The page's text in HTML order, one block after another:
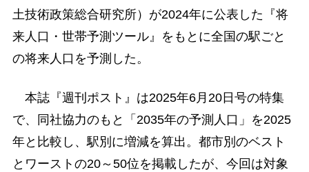
土技術政策総合研究所）が2024年に公表した『将
来人口・世帯予測ツール』をもとに全国の駅ごと
の将来人口を予測した。
本誌『週刊ポスト』は2025年6月20日号の特集
で、同社協力のもと「2035年の予測人口」を2025
年と比較し、駅別に増減を算出。都市別のベスト
とワーストの20～50位を掲載したが、今回は対象